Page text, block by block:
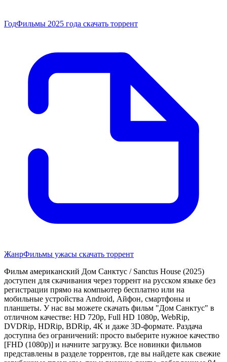
ГодФильмы 2025 года скачать торрент
ЖанрФильмы ужасы скачать торрент
Фильм американский Дом Санктус / Sanctus House (2025)
доступен для скачивания через торрент на русском языке без
регистрации прямо на компьютер бесплатно или на
мобильные устройства Android, Айфон, смартфоны и
планшеты. У нас вы можете скачать фильм "Дом Санктус" в
отличном качестве: HD 720p, Full HD 1080p, WebRip,
DVDRip, HDRip, BDRip, 4K и даже 3D-формате. Раздача
доступна без ограничений: просто выберите нужное качество
[FHD (1080p)] и начните загрузку. Все новинки фильмов
представлены в разделе торрентов, где вы найдете как свежие